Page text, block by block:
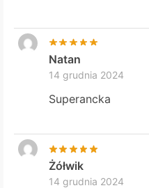
Natan
14 grudnia 2024
Superancka
Żółwik
14 grudnia 2024